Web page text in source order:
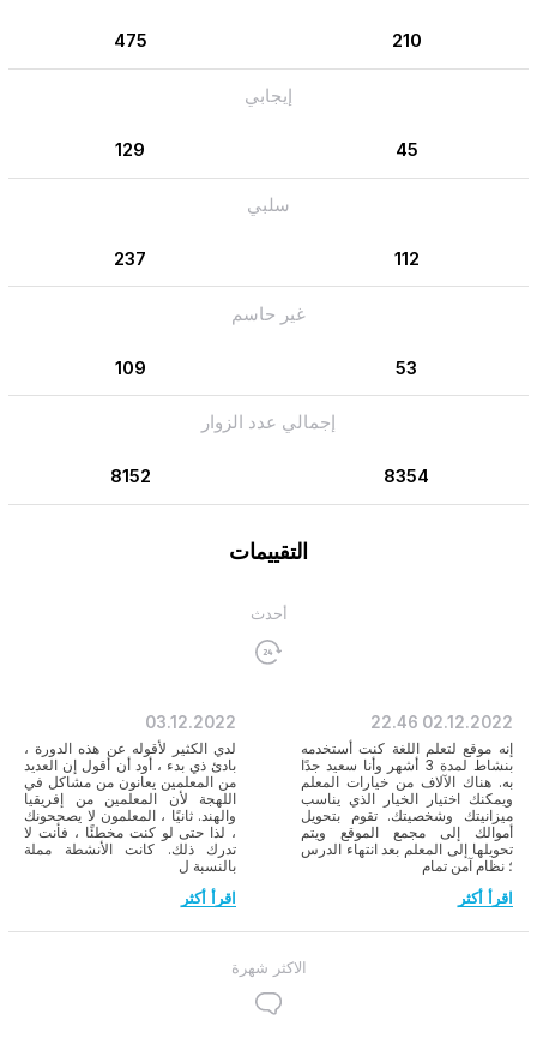
210
475
إيجابي
45
129
سلبي
112
237
غير حاسم
53
109
إجمالي عدد الزوار
8354
8152
التقييمات
أحدث
02.12.2022
22.46
إنه موقع لتعلم اللغة كنت أستخدمه
بنشاط لمدة 3 أشهر وأنا سعيد جدًا
به. هناك الآلاف من خيارات المعلم
ويمكنك اختيار الخيار الذي يناسب
ميزانيتك وشخصيتك. تقوم بتحويل
أموالك إلى مجمع الموقع ويتم
تحويلها إلى المعلم بعد انتهاء الدرس
؛ نظام آمن تمام
اقرأ أكثر
03.12.2022
لدي الكثير لأقوله عن هذه الدورة ،
بادئ ذي بدء ، أود أن أقول إن العديد
من المعلمين يعانون من مشاكل في
اللهجة لأن المعلمين من إفريقيا
والهند. ثانيًا ، المعلمون لا يصححونك
، لذا حتى لو كنت مخطئًا ، فأنت لا
تدرك ذلك. كانت الأنشطة مملة
بالنسبة ل
اقرأ أكثر
الاكثر شهرة